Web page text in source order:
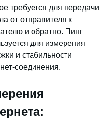
требуется для передачи
от отправителя к
и обратно. Пинг
для измерения
и стабильности
соединения.